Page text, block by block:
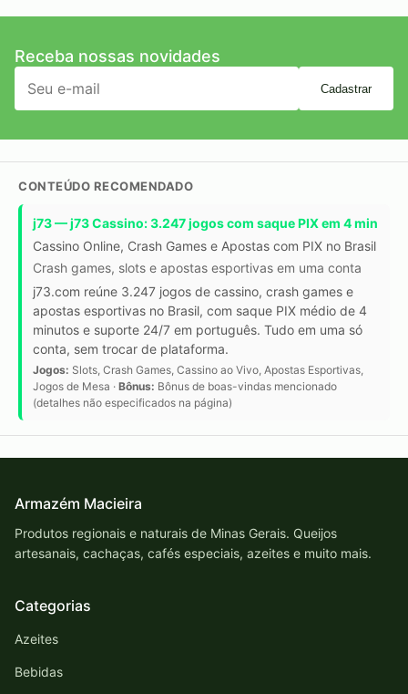
Receba nossas novidades
Cadastrar
CONTEÚDO RECOMENDADO
j73 — j73 Cassino: 3.247 jogos com saque PIX em 4 min
Cassino Online, Crash Games e Apostas com PIX no Brasil
Crash games, slots e apostas esportivas em uma conta
j73.com reúne 3.247 jogos de cassino, crash games e
apostas esportivas no Brasil, com saque PIX médio de 4
minutos e suporte 24/7 em português. Tudo em uma só
conta, sem trocar de plataforma.
Jogos: Slots, Crash Games, Cassino ao Vivo, Apostas Esportivas,
Jogos de Mesa · Bônus: Bônus de boas-vindas mencionado
(detalhes não especificados na página)
Armazém Macieira
Produtos regionais e naturais de Minas Gerais. Queijos
artesanais, cachaças, cafés especiais, azeites e muito mais.
Categorias
Azeites
Bebidas